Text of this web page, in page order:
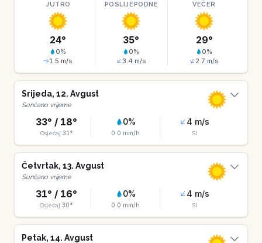
JUTRO
24°
0%
1.5 m/s
POSLIJEPODNE
35°
0%
3.4 m/s
VEČER
29°
0%
2.7 m/s
Srijeda, 12. Avgust
Sunčano vrijeme
33° / 18°
Osjećaj 31 °
0%
0.0 mm/h
4 m/s
SI
Četvrtak, 13. Avgust
Sunčano vrijeme
31° / 16°
Osjećaj 30°
0%
0.0 mm/h
4 m/s
SI
Petak, 14. Avgust